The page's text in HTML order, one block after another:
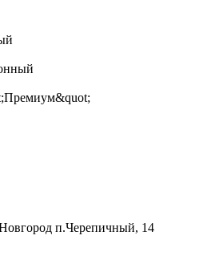
п.Черепичный, 14